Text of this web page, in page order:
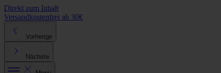
Direkt zum Inhalt
Versandkostenfrei ab 30€
Vorherige
Nächste